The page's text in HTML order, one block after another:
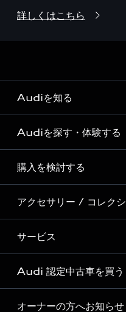
詳しくはこちら
Audiを知る
Audi ブランド
Story of Progress
Audi Sport
Formula 1®
デジタルサービス
Audiを探す・体験する
ディーラー検索
新車在庫検索
試乗車・展示車検索
見積り依頼
試乗予約
購入を検討する
モデル一覧
特別仕様モデル / 限定モデル
e-tronラインアップ
価格シミュレーション
車両比較
アクセサリー / コレク
純正アクセサリー
オンラインショップ
Audi collection
サービス
サービス入庫予約
サービスプログラム
Audi 認定中古車を買う
オーナーの方へお知らせ